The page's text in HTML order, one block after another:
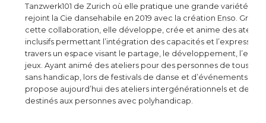
Tanzwerk101 de Zurich où elle pratique une grande variété de
rejoint la Cie dansehabile en 2019 avec la création Enso. Grâce
cette collaboration, elle développe, crée et anime des
inclusifs permettant l’intégration des capacités et l’expression
travers un espace visant le partage, le développement,
jeux. Ayant animé des ateliers pour des personnes de tous
sans handicap, lors de festivals de danse et d’événements
propose aujourd’hui des ateliers intergénérationnels et des
destinés aux personnes avec polyhandicap.